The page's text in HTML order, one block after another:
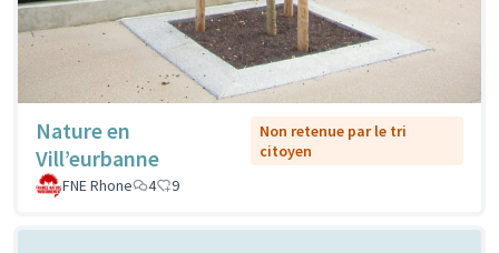
Nature en
Vill’eurbanne
Non retenue par le tri
citoyen
FNE Rhone
4 9